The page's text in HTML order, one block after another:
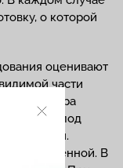
о которой
оценивают
части
прибора
осмотр под
и расширенной. В